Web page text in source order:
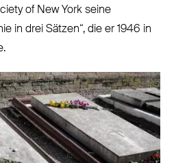
of New York seine
in drei Sätzen“, die er 1946 in